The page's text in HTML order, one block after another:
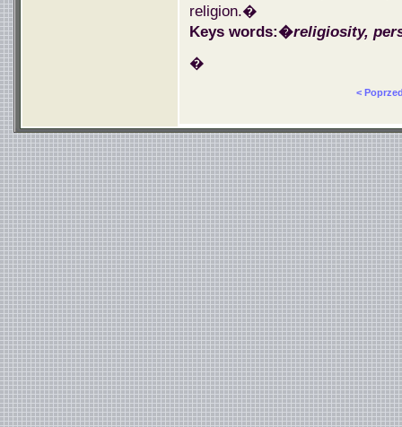
religion.�
Keys words:�religiosity,
�
<